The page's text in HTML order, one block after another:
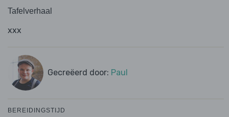
Tafelverhaal
xxx
Gecreëerd door: Paul
BEREIDINGSTIJD